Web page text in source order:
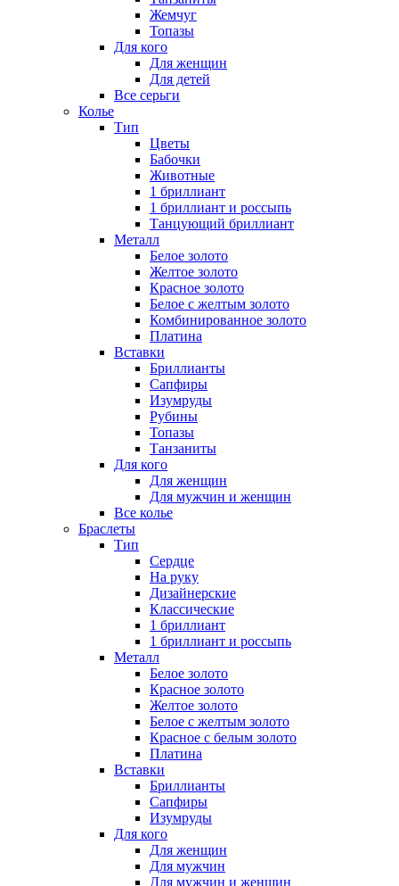
Жемчуг
Топазы
Для кого
Для женщин
Для детей
Все серьги
Колье
Тип
Цветы
Бабочки
Животные
1 бриллиант
1 бриллиант и россыпь
Танцующий бриллиант
Металл
Белое золото
Желтое золото
Красное золото
Белое с желтым золото
Комбинированное золото
Платина
Вставки
Бриллианты
Сапфиры
Изумруды
Рубины
Топазы
Танзаниты
Для кого
Для женщин
Для мужчин и женщин
Все колье
Браслеты
Тип
Сердце
На руку
Дизайнерские
Классические
1 бриллиант
1 бриллиант и россыпь
Металл
Белое золото
Красное золото
Желтое золото
Белое с желтым золото
Красное с белым золото
Платина
Вставки
Бриллианты
Сапфиры
Изумруды
Для кого
Для женщин
Для мужчин
Для мужчин и женщин